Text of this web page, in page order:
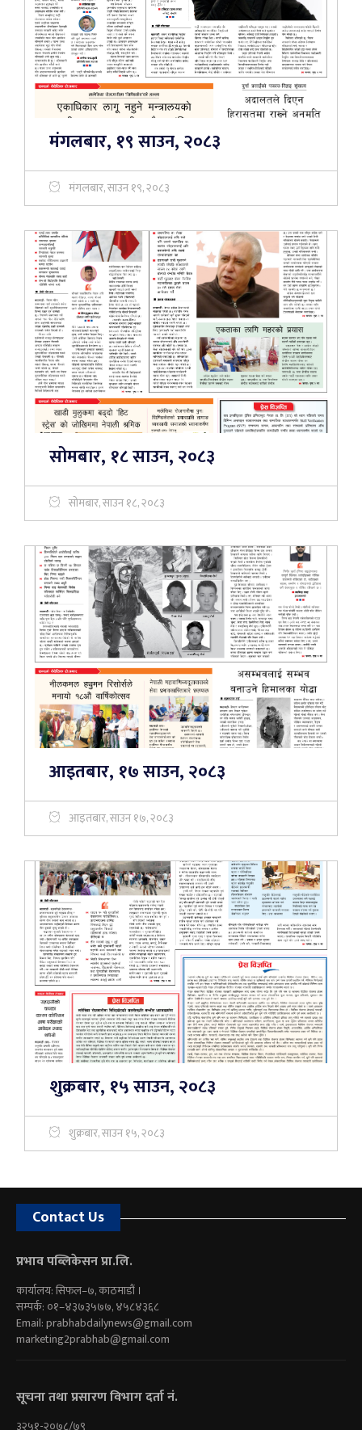
मंगलबार, १९ साउन, २०८३
मंगलबार, साउन १९, २०८३
सोमबार, १८ साउन, २०८३
सोमबार, साउन १८, २०८३
आइतबार, १७ साउन, २०८३
आइतबार, साउन १७, २०८३
शुक्रबार, १५ साउन, २०८३
शुक्रबार, साउन १५, २०८३
Contact Us
प्रभाव पब्लिकेसन प्रा.लि.
कार्यालय: सिफल–७, काठमाडौं ।
सम्पर्क: ०१–४३७३५७७, ४५८४३६८
Email:prabhabdailynews@gmail.com
marketing2prabhab@gmail.com
सूचना तथा प्रसारण विभाग दर्ता नं.